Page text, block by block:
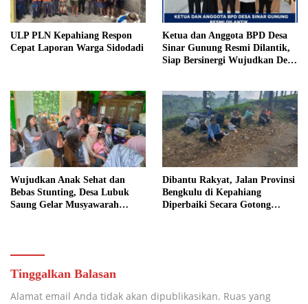
ULP PLN Kepahiang Respon
Cepat Laporan Warga Sidodadi
Ketua dan Anggota BPD Desa
Sinar Gunung Resmi Dilantik,
Siap Bersinergi Wujudkan Desa
Wujudkan Anak Sehat dan
Bebas Stunting, Desa Lubuk
Saung Gelar Musyawarah
Dibantu Rakyat, Jalan Provinsi
Bengkulu di Kepahiang
Diperbaiki Secara Gotong
Tinggalkan Balasan
Alamat email Anda tidak akan dipublikasikan. Ruas yang